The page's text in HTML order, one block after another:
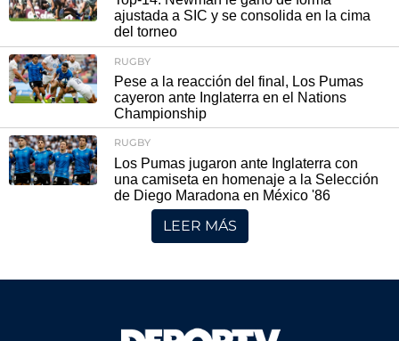
ajustada a SIC y se consolida en la cima
del torneo
RUGBY
Pese a la reacción del final, Los Pumas
cayeron ante Inglaterra en el Nations
Championship
RUGBY
Los Pumas jugaron ante Inglaterra con
una camiseta en homenaje a la Selección
de Diego Maradona en México '86
LEER MÁS